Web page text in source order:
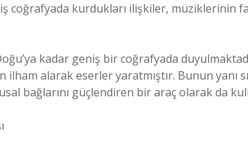
coğrafyada kurdukları ilişkiler, müziklerinin
kadar geniş bir coğrafyada
ilham alarak eserler yaratmıştır. Bunun yanı
bağlarını güçlendiren bir araç olarak da